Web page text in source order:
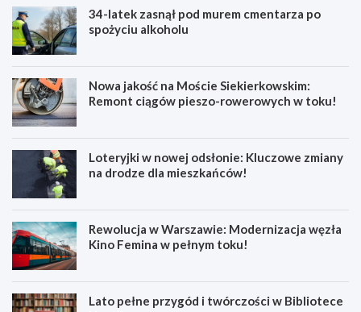
34-latek zasnął pod murem cmentarza po
spożyciu alkoholu
Nowa jakość na Moście Siekierkowskim:
Remont ciągów pieszo-rowerowych w toku!
Loteryjki w nowej odsłonie: Kluczowe zmiany
na drodze dla mieszkańców!
Rewolucja w Warszawie: Modernizacja węzła
Kino Femina w pełnym toku!
Lato pełne przygód i twórczości w Bibliotece